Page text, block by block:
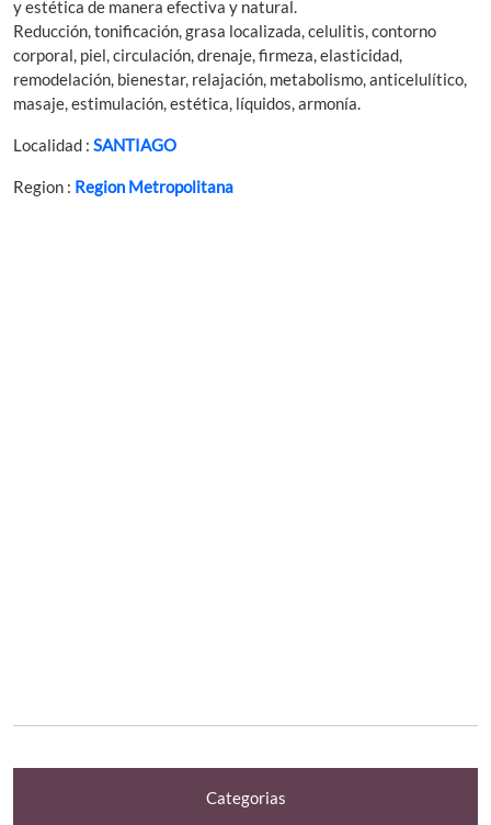
y estética de manera efectiva y natural.
Reducción, tonificación, grasa localizada, celulitis, contorno
corporal, piel, circulación, drenaje, firmeza, elasticidad,
remodelación, bienestar, relajación, metabolismo, anticelulítico,
masaje, estimulación, estética, líquidos, armonía.
Localidad : SANTIAGO
Region : Region Metropolitana
Categorias